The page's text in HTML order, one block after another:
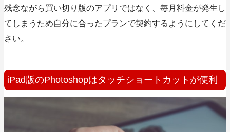
残念ながら買い切り版のアプリではなく、毎月料金が発生し
てしまうため自分に合ったプランで契約するようにしてくだ
さい。
iPad版のPhotoshopはタッチショートカットが便利